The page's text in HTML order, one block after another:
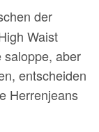
der
Waist
saloppe, aber
entscheiden
Herrenjeans